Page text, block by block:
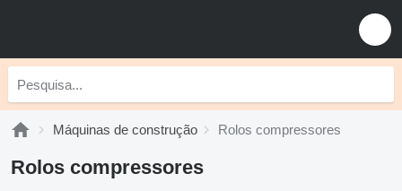
Máquinas de construção Rolos compressores
Rolos compressores